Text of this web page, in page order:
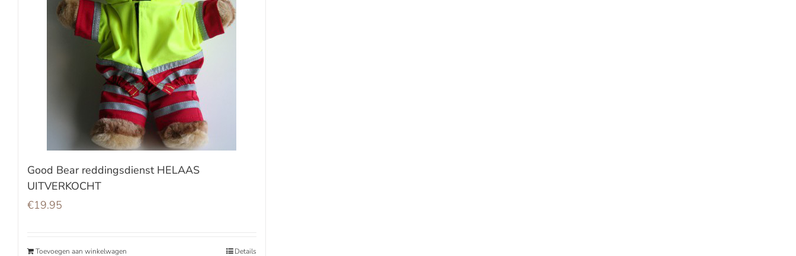
Good Bear reddingsdienst HELAAS
UITVERKOCHT
€19.95
Toevoegen aan winkelwagen Details